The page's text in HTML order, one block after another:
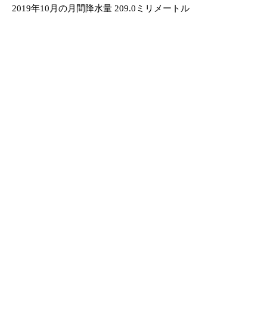
2019年10月の月間降水量 209.0ミリメートル